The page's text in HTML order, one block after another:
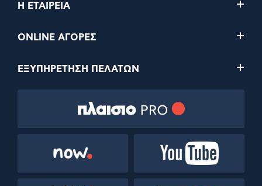
Η ΕΤΑΙΡΕΙΑ
ONLINE ΑΓΟΡΕΣ
ΕΞΥΠΗΡΕΤΗΣΗ ΠΕΛΑΤΩΝ